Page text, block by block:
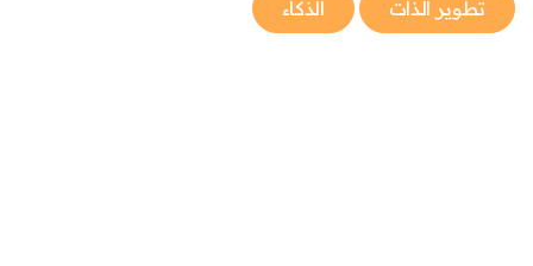
تطوير الذات الذكاء